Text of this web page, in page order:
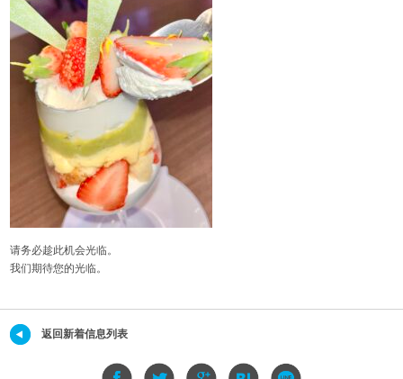
请务必趁此机会光临。
我们期待您的光临。
返回新着信息列表